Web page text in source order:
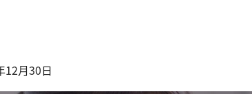
12月30日